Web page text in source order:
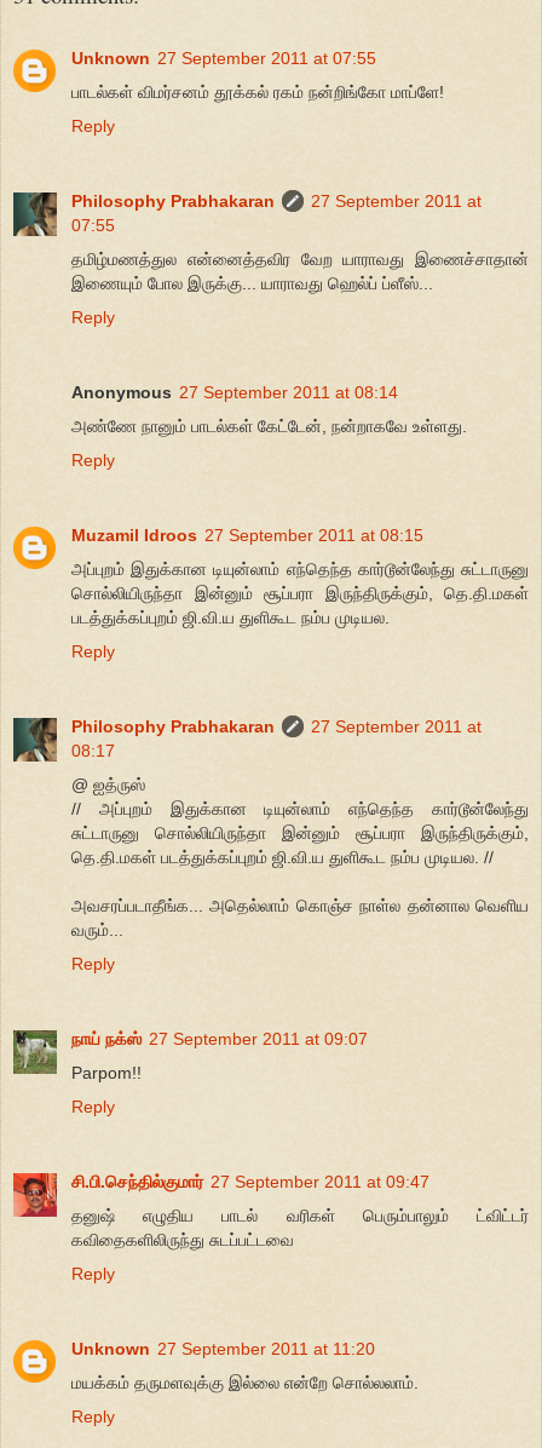
Unknown 27 September 2011 at 07:55
பாடல்கள் விமர்சனம் தூக்கல் ரகம் நன்றிங்கோ மாப்ளே!
Reply
Philosophy Prabhakaran
27 September 2011 at
07:55
தமிழ்மணத்துல என்னைத்தவிர வேற யாராவது இணைச்சாதான்
இணையும் போல இருக்கு... யாராவது ஹெல்ப் ப்ளீஸ்...
Reply
Anonymous 27 September 2011 at 08:14
அண்ணே நானும் பாடல்கள் கேட்டேன், நன்றாகவே உள்ளது.
Reply
Muzamil Idroos 27 September 2011 at 08:15
அப்புறம் இதுக்கான டியுன்லாம் எந்தெந்த கார்டூன்லேந்து சுட்டாருனு
சொல்லியிருந்தா இன்னும் சூப்பரா இருந்திருக்கும், தெ.தி.மகள்
படத்துக்கப்புறம் ஜி.வி.ய துளிகூட நம்ப முடியல.
Reply
Philosophy Prabhakaran
27 September 2011 at
08:17
@ ஐத்ருஸ்
// அப்புறம் இதுக்கான டியுன்லாம் எந்தெந்த கார்டூன்லேந்து
சுட்டாருனு சொல்லியிருந்தா இன்னும் சூப்பரா இருந்திருக்கும்,
தெ.தி.மகள் படத்துக்கப்புறம் ஜி.வி.ய துளிகூட நம்ப முடியல. //
அவசரப்படாதீங்க... அதெல்லாம் கொஞ்ச நாள்ல தன்னால வெளிய
வரும்...
Reply
நாய் நக்ஸ் 27 September 2011 at 09:07
Parpom!!
Reply
சி.பி.செந்தில்குமார் 27 September 2011 at 09:47
தனுஷ் எழுதிய பாடல் வரிகள் பெரும்பாலும் ட்விட்டர்
கவிதைகளிலிருந்து சுடப்பட்டவை
Reply
Unknown 27 September 2011 at 11:20
மயக்கம் தருமளவுக்கு இல்லை என்றே சொல்லலாம்.
Reply